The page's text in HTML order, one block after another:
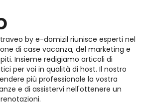
by e-domizil riunisce esperti nel
di case vacanza, del marketing e
Insieme redigiamo articoli di
per voi in qualità di host. Il nostro
più professionale la vostra
e di assistervi nell'ottenere un